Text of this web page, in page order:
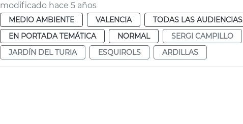
modificado hace 5 años
MEDIO AMBIENTE VALENCIA TODAS LAS AUDIENCIAS
EN PORTADA TEMÁTICA
NORMAL SERGI CAMPILLO
JARDÍN DEL TURIA
ESQUIROLS ARDILLAS